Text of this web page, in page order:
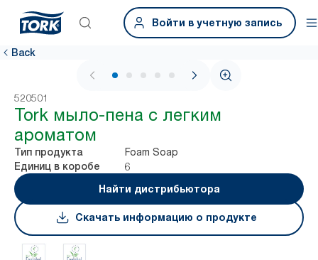
Войти в учетную запись
Back
1 / 6
520501
Tork мыло-пена с легким
ароматом
Тип продукта Foam Soap
Единиц в коробе
6
Найти дистрибьютора
Скачать информацию о продукте